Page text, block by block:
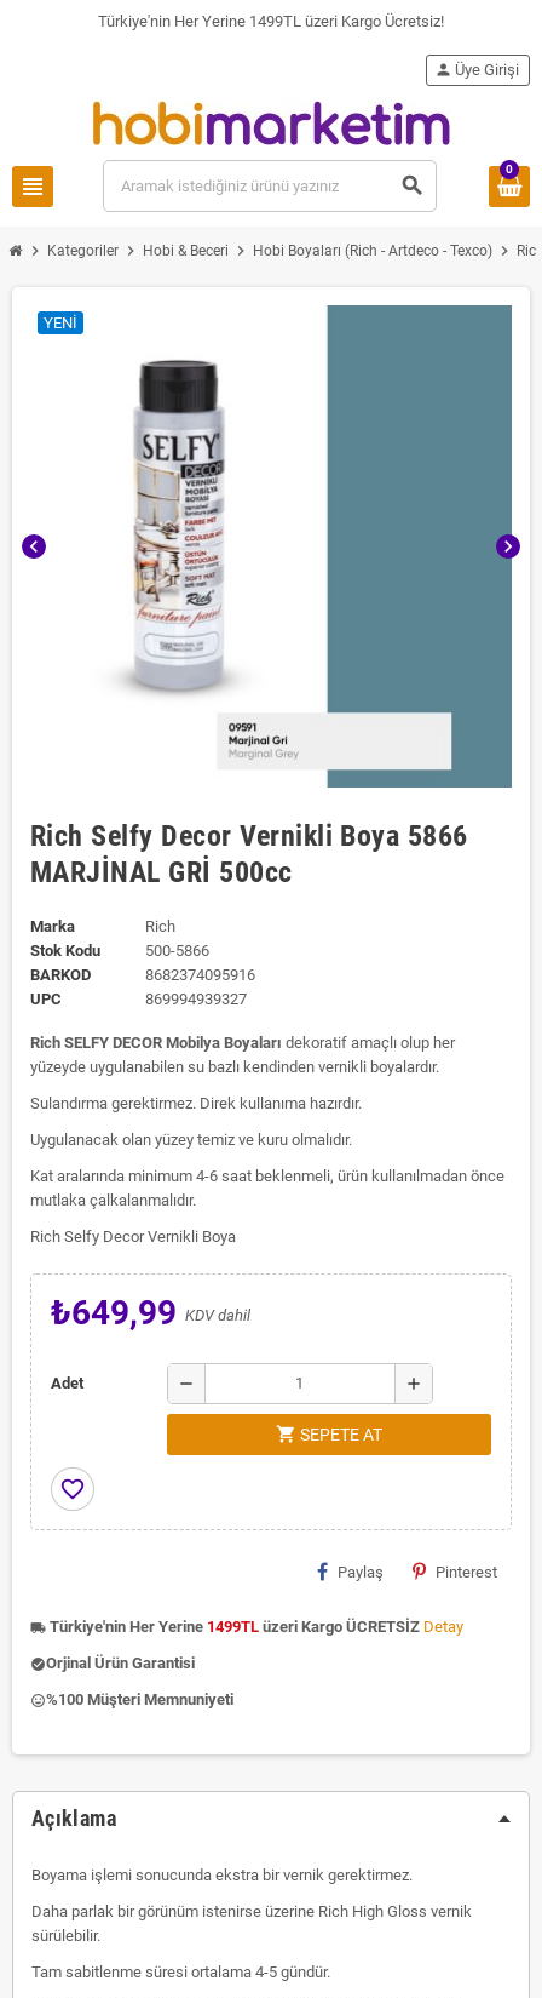
Türkiye'nin Her Yerine 1499TL üzeri Kargo Ücretsiz!
view_headline search
person Üye Girişi
0
chevron_right Kategoriler chevron_right Hobi & Beceri chevron_right Hobi Boyaları (Rich - Artdeco - Texco) chevron_right
chevron_left chevron_right
YENI
Rich Selfy Decor Vernikli Boya 5866
MARJİNAL GRİ 500cc
Marka
Rich
Stok Kodu
500-5866
BARKOD
8682374095916
UPC
869994939327
Rich SELFY DECOR Mobilya Boyaları dekoratif amaçlı olup her
yüzeyde uygulanabilen su bazlı kendinden vernikli boyalardır.
Sulandırma gerektirmez. Direk kullanıma hazırdır.
Uygulanacak olan yüzey temiz ve kuru olmalıdır.
Kat aralarında minimum 4-6 saat beklenmeli, ürün kullanılmadan önce
mutlaka çalkalanmalıdır.
Rich Selfy Decor Vernikli Boya
₺649,99 KDV dahil
Adet remove add
shopping_cart SEPETE AT
favorite_border
Paylaş Pinterest
local_shipping Türkiye'nin Her Yerine 1499TL üzeri Kargo ÜCRETSİZ Detay
check_circleOrjinal Ürün Garantisi
insert_emoticon%100 Müşteri Memnuniyeti
Açıklama
Boyama işlemi sonucunda ekstra bir vernik gerektirmez.
Daha parlak bir görünüm istenirse üzerine Rich High Gloss vernik
sürülebilir.
Tam sabitlenme süresi ortalama 4-5 gündür.